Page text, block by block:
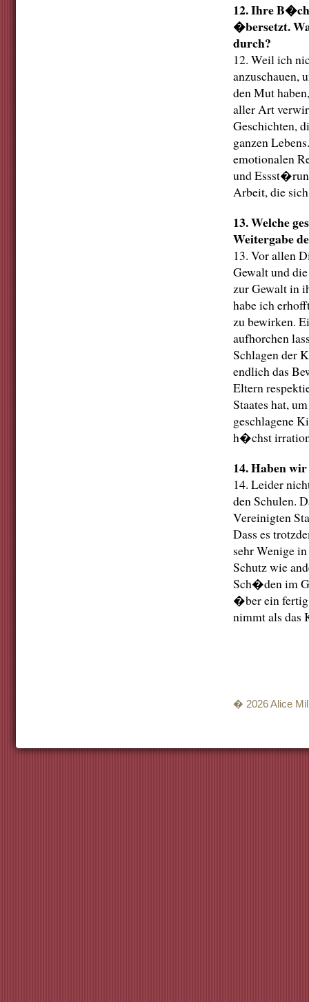
12. Ihre
�bersetzt.
durch?
12. Weil ich
anzuschauen,
den Mut
aller Art
Geschichten,
ganzen
emotionalen
und
Arbeit, die
13. Welche
Weitergabe
13. Vor allen
Gewalt und
zur Gewalt in
habe ich
zu bewirken.
aufhorchen
Schlagen der
endlich das
Eltern
Staates hat,
geschlagene
h�chst
14. Haben
14. Leider
den Schulen.
Vereinigten
Dass es
sehr Wenige
Schutz wie
Sch�den im
�ber ein fertig
nimmt als das
� 2026 Alice